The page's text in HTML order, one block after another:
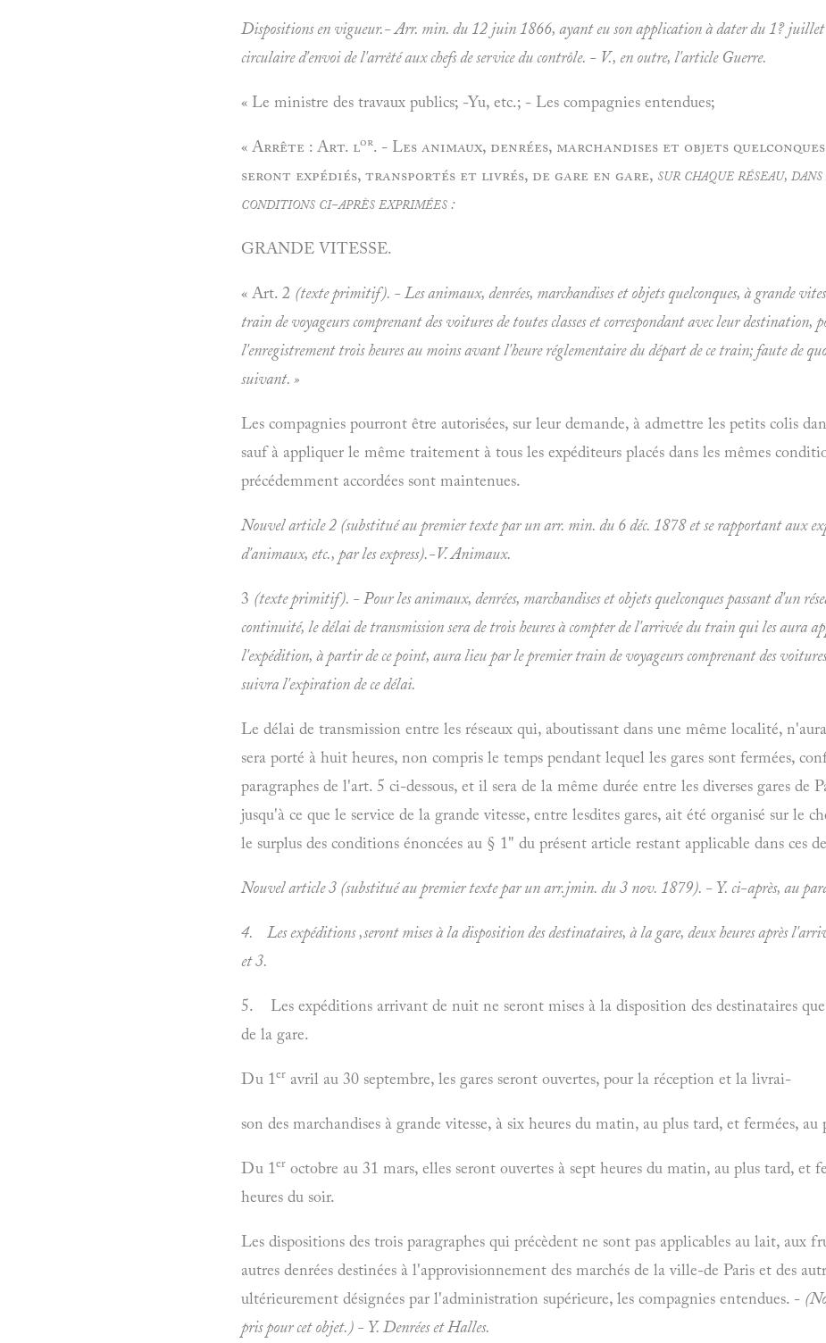
Dispositions en vigueur.- Arr. min. du 12 juin 1866, ayant eu son application à dater du 1?
circulaire d'envoi de l'arrêté aux chefs de service du contrôle. - V., en outre, l'article Guerre.
« Le ministre des travaux publics; -Yu, etc.; - Les compagnies entendues;
« Arrête : Art. lor. - Les animaux, denrées, marchandises et objets
seront expédiés, transportés et livrés, de gare en gare, sur chaque réseau,
conditions ci-après exprimées :
GRANDE VITESSE.
« Art. 2 (texte primitif). - Les animaux, denrées, marchandises et objets quelconques, à grande
train de voyageurs comprenant des voitures de toutes classes et correspondant avec leur destination,
l'enregistrement trois heures au moins avant l'heure réglementaire du départ de ce train; faute de
suivant. »
Les compagnies pourront être autorisées, sur leur demande, à admettre les petits colis
sauf à appliquer le même traitement à tous les expéditeurs placés dans les mêmes
précédemment accordées sont maintenues.
Nouvel article 2 (substitué au premier texte par un arr. min. du 6 déc. 1878 et se rapportant aux
d'animaux, etc., par lesexpress).-V.Animaux.
3 (texte primitif). - Pour les animaux, denrées, marchandises et objets quelconques passant d'un
continuité, le délai de transmission sera de trois heures à compter de l'arrivée du train qui les aura
l'expédition, à partir de ce point, aura lieu par le premier train de voyageurs comprenant des voitures
suivra l'expiration de ce délai.
Le délai de transmission entre les réseaux qui, aboutissant dans une même localité,
sera porté à huit heures, non compris le temps pendant lequel les gares sont fermées,
paragraphes de l'art. 5 ci-dessous, et il sera de la même durée entre les diverses gares de
jusqu'à ce que le service de la grande vitesse, entre lesdites gares, ait été organisé sur le
le surplus des conditions énoncées au § 1" du présent article restant applicable dans ces
Nouvel article 3 (substitué au premier texte par un arr.jmin. du 3 nov. 1879). - Y. ci-après, au
4. Les expéditions ,seront mises à la disposition des destinataires, àla gare, deux heures après
et 3.
5. Les expéditions arrivant de nuit ne seront mises à la disposition des destinataires que
de la gare.
Du 1er avril au 30 septembre, les gares seront ouvertes, pour la réception et la livrai-
son des marchandises à grande vitesse, à six heures du matin, au plus tard, et fermées,
Du 1er octobre au 31 mars, elles seront ouvertes à sept heures du matin, au plus tard, et
heures du soir.
Les dispositions des trois paragraphes qui précèdent ne sont pas applicables au lait, aux
autres denrées destinées à l'approvisionnement des marchés de la ville-de Paris et des
ultérieurement désignées par l'administration supérieure, les compagnies entendues. -
pris pour cet objet.) - Y.Denrées etHalles.